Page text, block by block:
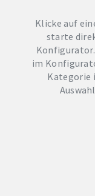
Klicke auf
starte
im
Kategorie